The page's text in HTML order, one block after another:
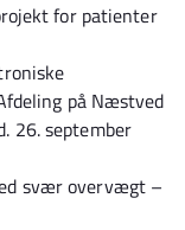
for patienter
på Næstved
26. september
svær overvægt –